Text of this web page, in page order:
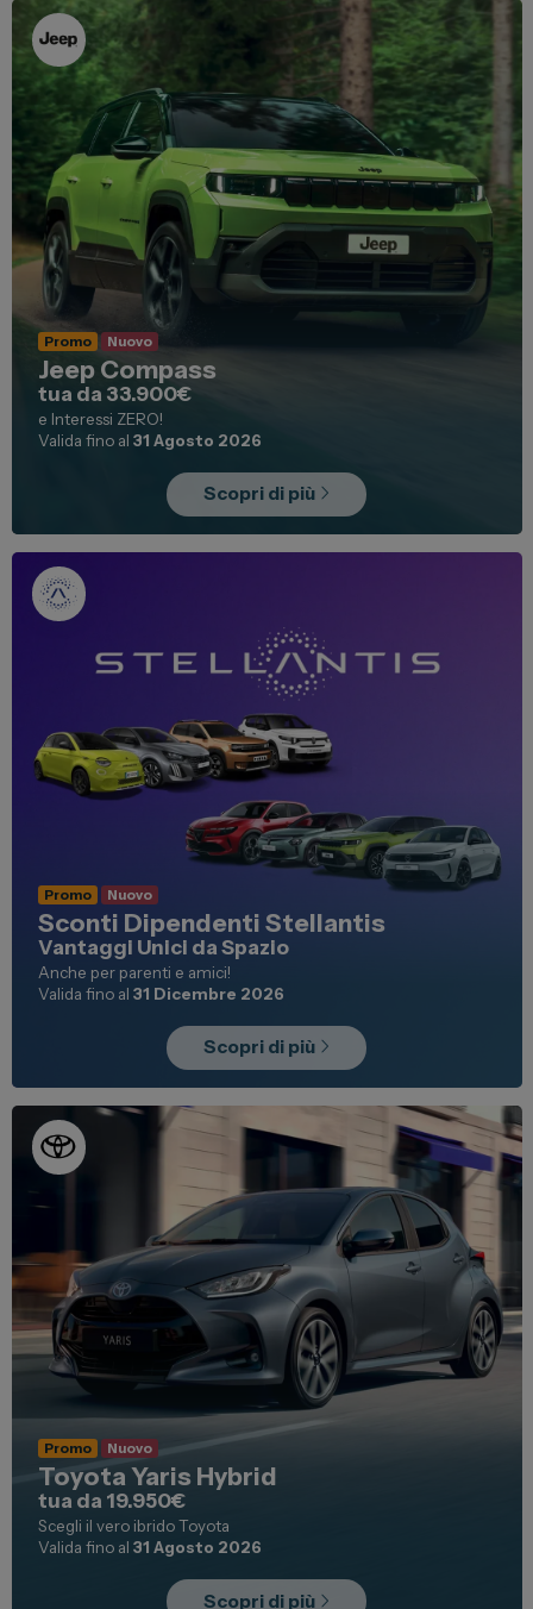
Promo Nuovo
Jeep Compass
tua da 33.900€
e Interessi ZERO!
Valida fino al31 Agosto 2026
Scopri di più
Promo Nuovo
Sconti Dipendenti Stellantis
Vantaggi Unici da Spazio
Anche per parenti e amici!
Valida fino al31 Dicembre 2026
Scopri di più
Promo Nuovo
Toyota Yaris Hybrid
tua da 19.950€
Scegli il vero ibrido Toyota
Valida fino al31 Agosto 2026
Scopri di più